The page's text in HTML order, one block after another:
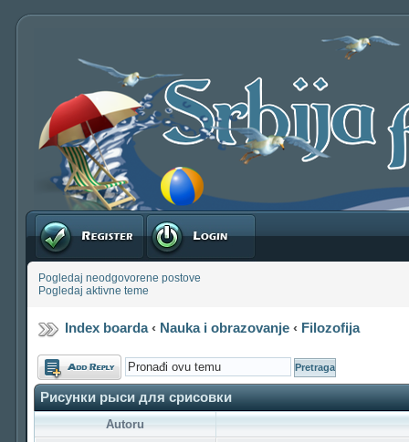
Registruj se Prijavite se
Pogledaj neodgovorene postove
Pogledaj aktivne teme
Index boarda‹ Nauka i obrazovanje‹ Filozofija
Odgovori
Рисунки рыси для срисовки
Autoru